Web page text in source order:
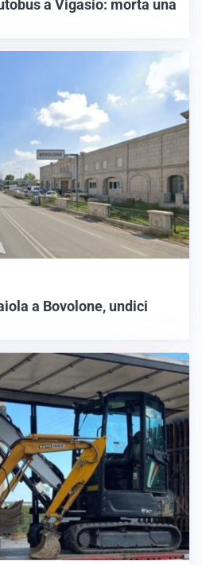
a Vigasio: morta una
a Bovolone, undici